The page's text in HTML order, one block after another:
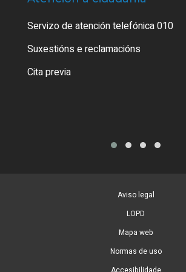
Servizo de atención telefónica 010
Suxestións e reclamacións
Cita previa
Aviso legal
LOPD
Mapa web
Normas de uso